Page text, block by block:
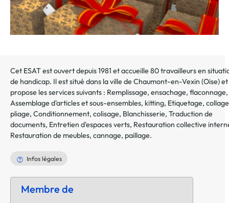
Cet ESAT est ouvert depuis 1981 et accueille 80 travailleurs en
de handicap. Il est situé dans la ville deChaumont-en-Vexin (Oise) et
propose les services suivants : Remplissage, ensachage, flaconnage,
Assemblage d'articles et sous-ensembles, kitting, Etiquetage,
pliage, Conditionnement, colisage, Blanchisserie, Traduction de
documents, Entretien d'espaces verts, Restauration collective
Restauration de meubles, cannage, paillage.
Infos légales
Membre de